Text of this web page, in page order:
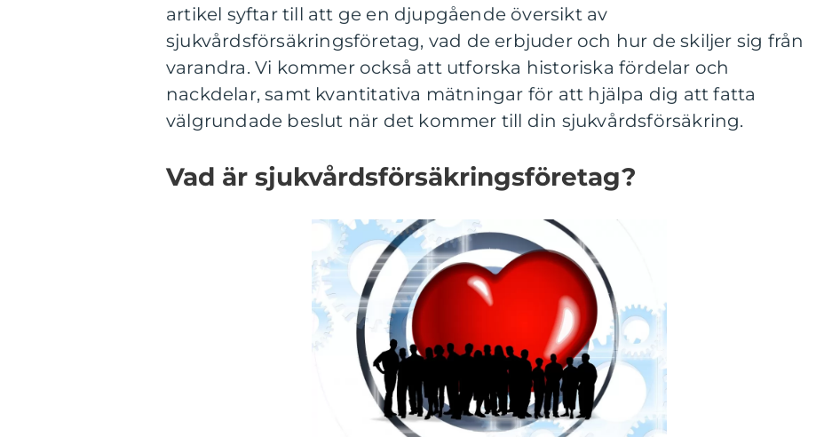
artikel syftar till att ge en djupgående översikt av
sjukvårdsförsäkringsföretag, vad de erbjuder och hur de skiljer sig från
varandra. Vi kommer också att utforska historiska fördelar och
nackdelar, samt kvantitativa mätningar för att hjälpa dig att fatta
välgrundade beslut när det kommer till din sjukvårdsförsäkring.
Vad är sjukvårdsförsäkringsföretag?